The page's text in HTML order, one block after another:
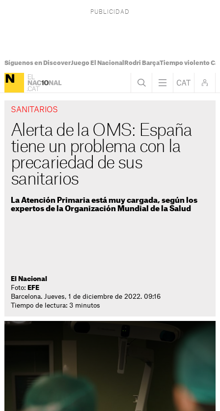
Síguenos en DiscoverJuego El Nacional Rodri BarçaTiempo violento
SANITARIOS
Alerta de la OMS: España
tiene un problema con la
precariedad de sus
sanitarios
La Atención Primaria está muy cargada, según los
expertos de la Organización Mundial de la Salud
El Nacional
Foto: EFE
Barcelona. Jueves, 1 de diciembre de 2022. 09:16
Tiempo de lectura: 3 minutos